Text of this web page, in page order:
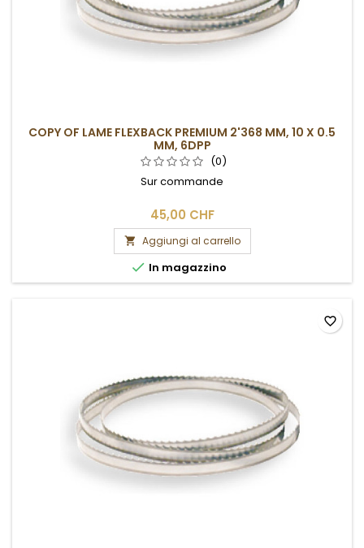
COPY OF LAME FLEXBACK PREMIUM 2'368 MM, 10 X 0.5
MM, 6DPP
(0)
Sur commande
45,00 CHF
 Aggiungi al carrello
 In magazzino
favorite_border